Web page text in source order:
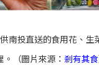
南投直送的食用花、生
。（圖片來源： 剎有其食